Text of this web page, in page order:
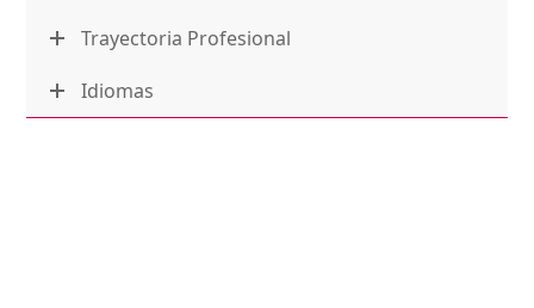
Trayectoria Profesional
Idiomas